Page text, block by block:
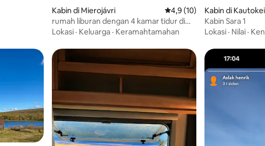
Kabin di Mierojávri Nilai rata-rata 4,9 dari 5, 10
4,9 (10)
rumah liburan dengan 4 kamar tidur di
daerah yang indah
Lokasi · Keluarga · Keramahtamahan
Kabin di
e
Kabin Sara 1
Lokasi · Nilai ·